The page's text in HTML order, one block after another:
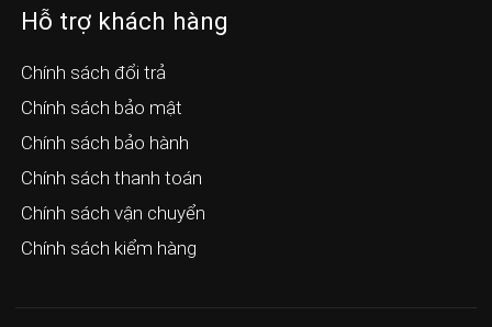
Hỗ trợ khách hàng
Chính sách đổi trả
Chính sách bảo mật
Chính sách bảo hành
Chính sách thanh toán
Chính sách vận chuyển
Chính sách kiểm hàng